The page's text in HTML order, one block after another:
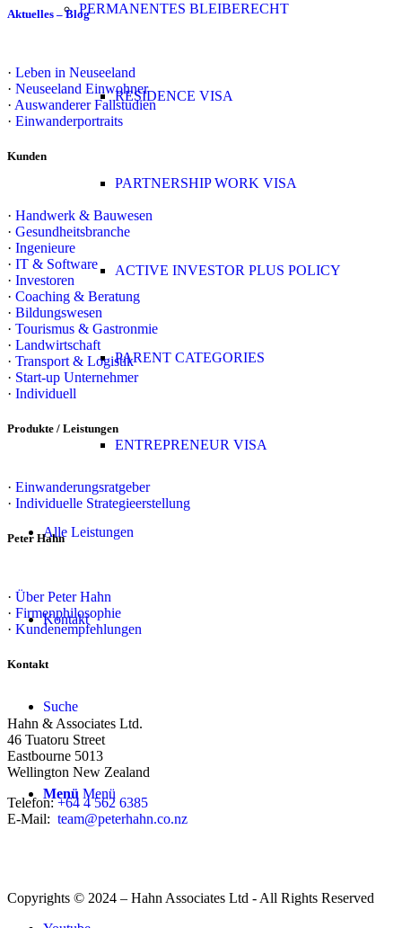
PERMANENTES BLEIBERECHT
RESIDENCE VISA
PARTNERSHIP WORK VISA
ACTIVE INVESTOR PLUS POLICY
PARENT CATEGORIES
ENTREPRENEUR VISA
Alle Leistungen
Kontakt
Suche
Menü Menü
Aktuelles – Blog
· Leben in Neuseeland
· Neuseeland Einwohner
· Auswanderer Fallstudien
· Einwanderportraits
Kunden
· Handwerk & Bauwesen
· Gesundheitsbranche
· Ingenieure
· IT & Software
· Investoren
· Coaching & Beratung
· Bildungswesen
· Tourismus & Gastronmie
· Landwirtschaft
· Transport & Logistik
· Start-up Unternehmer
· Individuell
Produkte / Leistungen
· Einwanderungsratgeber
· Individuelle Strategieerstellung
Peter Hahn
· Über Peter Hahn
· Firmenphilosophie
· Kundenempfehlungen
Kontakt
Hahn & Associates Ltd.
46 Tuatoru Street
Eastbourne 5013
Wellington New Zealand
Telefon:+64 4 562 6385
E-Mail: team@peterhahn.co.nz
Copyrights © 2024 – Hahn Associates Ltd - All Rights Reserved